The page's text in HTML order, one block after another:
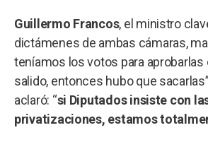
Guillermo Francos, el ministro
dictámenes de ambas cámaras,
teníamos los votos para aprobarlas
salido, entonces hubo que
aclaró: “si Diputados insiste con
privatizaciones, estamos